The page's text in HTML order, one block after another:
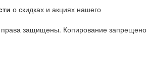
о скидках и акциях нашего
защищены. Копирование запрещено